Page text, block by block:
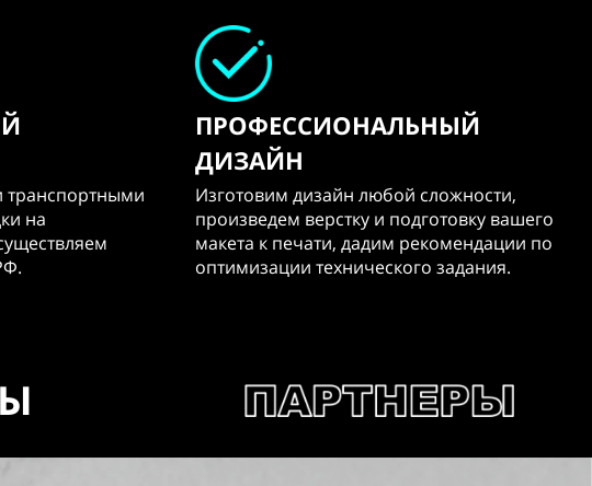
транспортными
на
ПРОФЕССИОНАЛЬНЫЙ
ДИЗАЙН
Изготовим дизайн любой сложности,
произведем верстку и подготовку вашего
макета к печати, дадим рекомендации по
оптимизации технического задания.